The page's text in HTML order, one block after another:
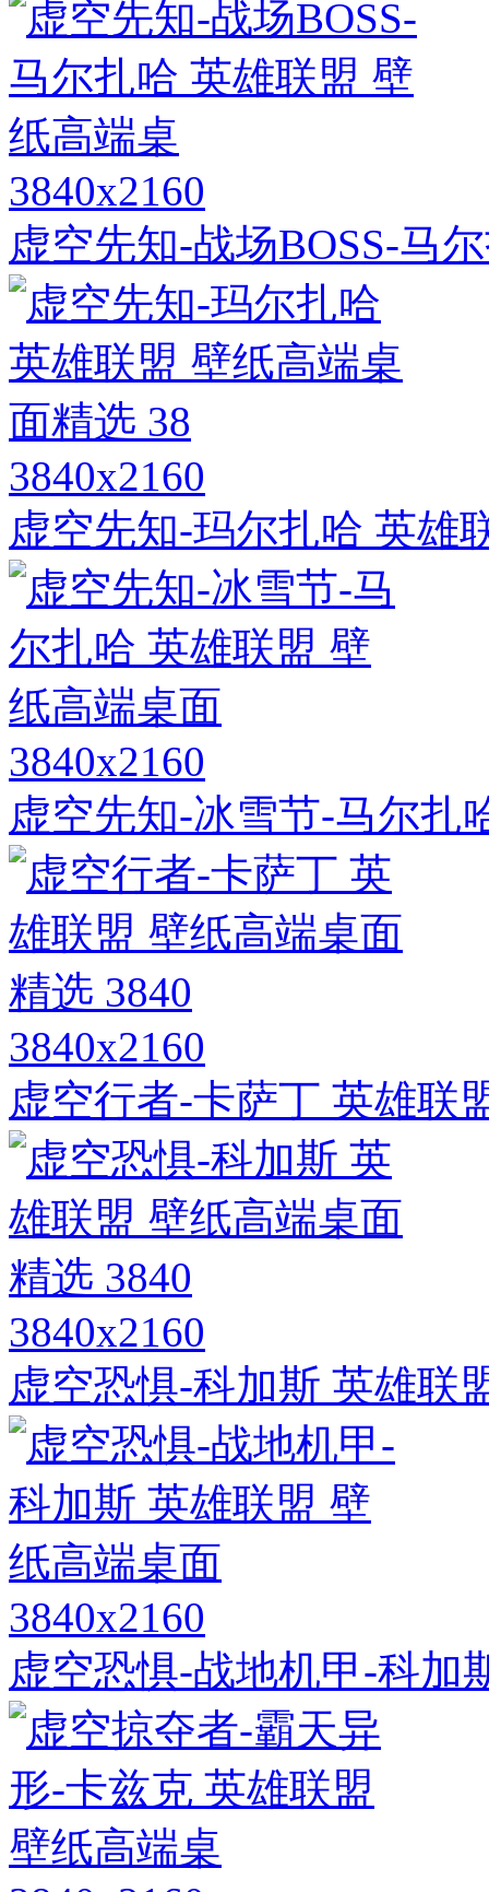
3840x2160
虚空先知-战场BOSS-马
3840x2160
虚空先知-玛尔扎哈 英雄
3840x2160
虚空先知-冰雪节-马尔扎
3840x2160
虚空行者-卡萨丁 英雄联
3840x2160
虚空恐惧-科加斯 英雄联
3840x2160
虚空恐惧-战地机甲-科加